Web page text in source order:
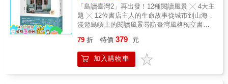
報》（The Pittsburgh Post-Gazette）「書中必
有一些片段能喚醒每位書迷的暖心回憶⋯⋯一
本值得你珍藏的書。」──書評網站Book
Reporter「書店往往體現出店長的獨特個性，在
這本溫暖慷慨的著作中漫遊美國書店史實為樂
事。書中介紹的書店主人皆全心投入、熱情且
略帶瘋狂，令我深感共鳴。我們從事的真是門
實體書店才有機會看到的各種故事～」「超有
趣的散文，也買了書中推薦的好幾本書，好好
看。」「真希望我家附近也有這種書店員。」
★每天，在書店裡發生各種關於買書和閱讀的
《你的名字》。‧以為是幫孫輩買的《海賊
王》，是奶奶自己迫不及待想看香吉士的劇
情。‧史蒂芬金的小說不是爸爸要看，是小五的
「島讀臺灣2」再出發！12種閱讀風景 ╳ 4大主
題 ╳ 12位書店主人的生命故事從城市到山海，
漫遊島嶼上的閱讀風景尋訪臺灣風格獨立書店‧
臺灣獨立書店•集章紀念護照走過城市山海，把
每一次閱讀，變成一首詩 臺灣有山也有
海， 而書店是城市的靈魂，本書將帶你遇見臺
79 折 特價 379 元
加入購物車